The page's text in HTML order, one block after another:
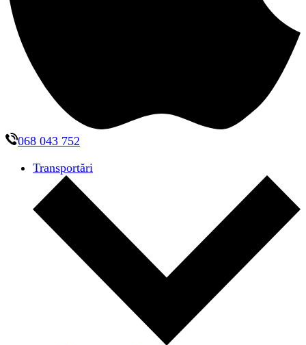
068 043 752
Transportări